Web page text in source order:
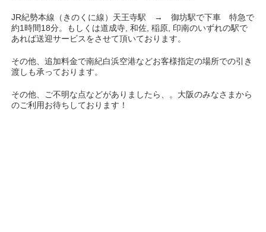
JR紀勢本線（きのくに線）天王寺駅 → 御坊駅で下車 特急で
約1時間18分。もしくは道成寺, 和佐, 稲原, 印南のいずれの駅で
あれば送迎サービスをさせて頂いております。
その他、追加料金で南紀白浜空港などお客様指定の場所での引き
渡しも承っております。
その他、ご不明な点などがありましたら、。大阪のみなさまから
のご利用お待ちしております！